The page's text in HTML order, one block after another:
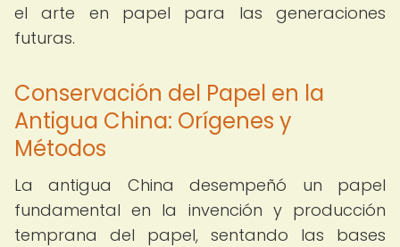
el arte en papel para las generaciones
futuras.
Conservación del Papel en la
Antigua China: Orígenes y
Métodos
La antigua China desempeñó un papel
fundamental en la invención y producción
temprana del papel, sentando las bases